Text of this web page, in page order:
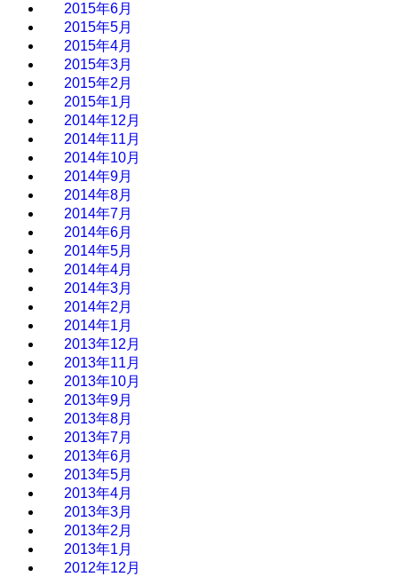
2015年6月
2015年5月
2015年4月
2015年3月
2015年2月
2015年1月
2014年12月
2014年11月
2014年10月
2014年9月
2014年8月
2014年7月
2014年6月
2014年5月
2014年4月
2014年3月
2014年2月
2014年1月
2013年12月
2013年11月
2013年10月
2013年9月
2013年8月
2013年7月
2013年6月
2013年5月
2013年4月
2013年3月
2013年2月
2013年1月
2012年12月